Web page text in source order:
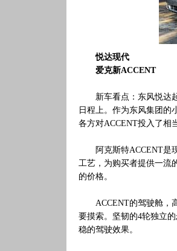
悦达现代
爱克新ACCENT
新车看点：东风悦达起
日程上。作为东风集团的
各方对ACCENT投入了相
阿克斯特ACCENT是现
工艺，为购买者提供一流
的价格。
ACCENT的驾驶舱，高
要摸索。坚韧的4轮独立
稳的驾驶效果。